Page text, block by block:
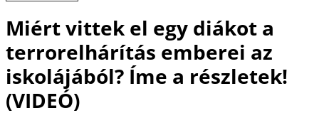
Miért vittek el egy diákot a
terrorelhárítás emberei az
iskolájából? Íme a részletek!
(VIDEÓ)